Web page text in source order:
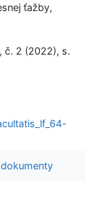
ťažby,
č. 2 (2022), s.